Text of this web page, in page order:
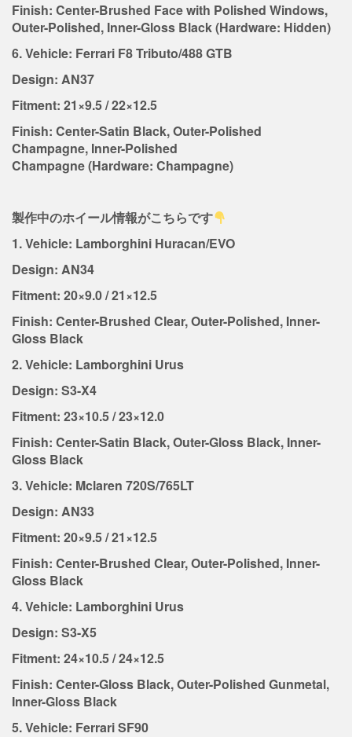
Finish: Center-Brushed Face with Polished Windows,
Outer-Polished, Inner-Gloss Black (Hardware: Hidden)
6. Vehicle: Ferrari F8 Tributo/488 GTB
Design: AN37
Fitment: 21×9.5 / 22×12.5
Finish: Center-Satin Black, Outer-Polished
Champagne, Inner-Polished
Champagne (Hardware: Champagne)
製作中のホイール情報がこちらです
1. Vehicle: Lamborghini Huracan/EVO
Design: AN34
Fitment: 20×9.0 / 21×12.5
Finish: Center-Brushed Clear, Outer-Polished, Inner-
Gloss Black
2. Vehicle: Lamborghini Urus
Design: S3-X4
Fitment: 23×10.5 / 23×12.0
Finish: Center-Satin Black, Outer-Gloss Black, Inner-
Gloss Black
3. Vehicle: Mclaren 720S/765LT
Design: AN33
Fitment: 20×9.5 / 21×12.5
Finish: Center-Brushed Clear, Outer-Polished, Inner-
Gloss Black
4. Vehicle: Lamborghini Urus
Design: S3-X5
Fitment: 24×10.5 / 24×12.5
Finish: Center-Gloss Black, Outer-Polished Gunmetal,
Inner-Gloss Black
5. Vehicle: Ferrari SF90